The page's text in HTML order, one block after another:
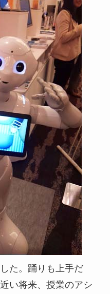
た。踊りも上手だ
い将来、授業のアシ